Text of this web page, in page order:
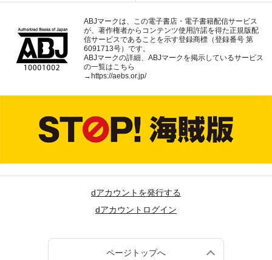
ABJマークは、この電子書店・電子書籍配信サービス
が、著作権者からコンテンツ使用許諾を得た正規版配
信サービスであることを示す登録商標（登録番号 第
6091713号）です。
ABJマークの詳細、ABJマークを掲示しているサービス
の一覧はこちら
→ https://aebs.or.jp/
dアカウントを発行する
dアカウントログイン
ページトップへ